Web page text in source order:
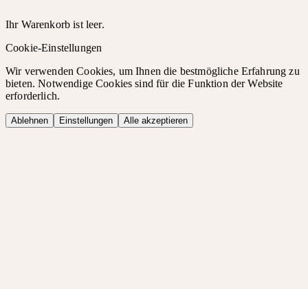
Ihr Warenkorb ist leer.
Cookie-Einstellungen
Wir verwenden Cookies, um Ihnen die bestmögliche Erfahrung zu
bieten. Notwendige Cookies sind für die Funktion der Website
erforderlich.
Ablehnen Einstellungen Alle akzeptieren